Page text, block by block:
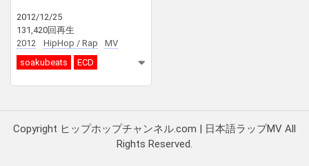
2012/12/25
131,420回再生
2012
HipHop / Rap
MV
soakubeats
ECD
Copyright ヒップホップチャンネル.com | 日本語ラップMV All
Rights Reserved.